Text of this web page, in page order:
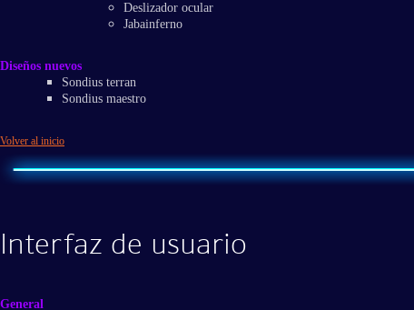
Deslizador ocular
Jabainferno
Diseños nuevos
Sondius terran
Sondius maestro
Volver al inicio
Interfaz de usuario
General